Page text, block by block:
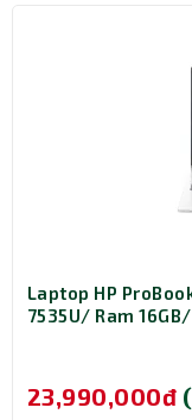
Laptop HP
7535U/ Ram
23,990,000đ